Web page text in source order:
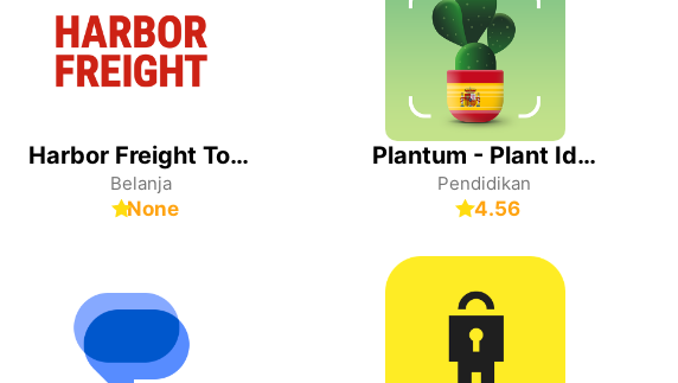
Harbor Freight Tools
Belanja
None
Plantum - Plant Identifier
Pendidikan
4.56